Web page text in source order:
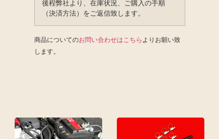
後程弊社より、在庫状況、ご購入の手順
（決済方法）をご返信致します。
商品についてのお問い合わせはこちらよりお願い致
します。